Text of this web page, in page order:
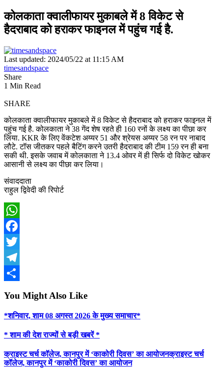
कोलकाता क्वालीफायर मुकाबले में 8 विकेट से
हैदराबाद को हराकर फाइनल में पहुंच गई है.
Last updated: 2024/05/22 at 11:15 AM
timesandspace
Share
1 Min Read
SHARE
कोलकाता क्वालीफायर मुकाबले में 8 विकेट से हैदराबाद को हराकर फाइनल में
पहुंच गई है. कोलकाता ने 38 गेंद शेष रहते ही 160 रनों के लक्ष्य का पीछा कर
लिया. KKR के लिए वेंकटेश अय्यर 51 और श्रेयस अय्यर 58 रन पर नाबाद
लौटे. टॉस जीतकर पहले बैटिंग करने उतरी हैदराबाद की टीम 159 रन ही बना
सकी थी. इसके जवाब में कोलकाता ने 13.4 ओवर में ही सिर्फ दो विकेट खोकर
आसानी से लक्ष्य का पीछा कर लिया।
संवाददाता
राहुल द्विवेदी की रिपोर्ट
WhatsApp
Facebook
Twitter
Telegram
You Might Also Like
*शनिवार, शाम 08 अगस्त 2026 के मुख्य समाचार*
* शाम की देश राज्यों से बड़ी खबरें *
क्राइस्ट चर्च कॉलेज, कानपुर में ‘काकोरी दिवस’ का आयोजनक्राइस्ट चर्च
कॉलेज, कानपुर में ‘काकोरी दिवस’ का आयोजन